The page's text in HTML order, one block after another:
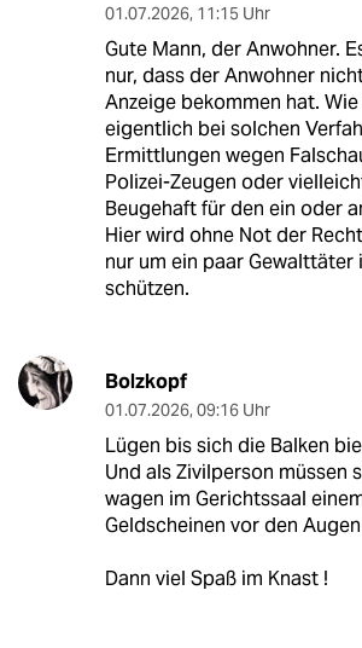
01.07.2026, 11:15 Uhr
Gute Mann, der Anwohner.
nur, dass der Anwohner
Anzeige bekommen hat.
eigentlich bei solchen
Ermittlungen wegen
Polizei-Zeugen oder
Beugehaft für den ein oder
Hier wird ohne Not der
nur um ein paar Gewalttäter
schützen.
Bolzkopf
01.07.2026, 09:16 Uhr
Lügen bis sich die Balken
Und als Zivilperson müssen
wagen im Gerichtssaal
Geldscheinen vor den
Dann viel Spaß im Knast !